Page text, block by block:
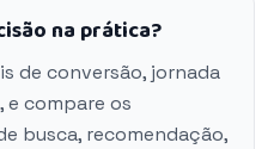
na prática?
de conversão, jornada
compare os
busca, recomendação,